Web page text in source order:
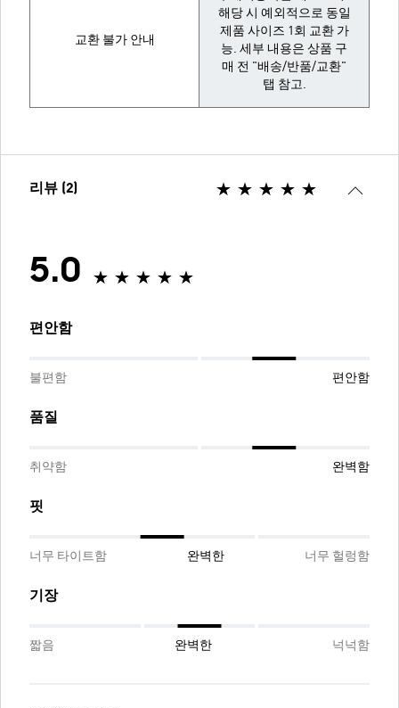
교환 불가 안내
해당 시 예외적으로 동일
제품 사이즈 1회 교환 가
능. 세부 내용은 상품 구
매 전 "배송/반품/교환"
탭 참고.
리뷰 (2)
5.0
편안함
불편함 편안함
품질
취약함 완벽함
핏
너무 타이트함 완벽한 너무 헐렁함
기장
짧음 완벽한 넉넉함